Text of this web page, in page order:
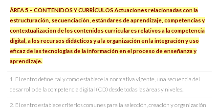
ÁREA 5 – CONTENIDOS Y CURRÍCULOS Actuaciones relacionadas con la
estructuración, secuenciación, estándares de aprendizaje, competencias y
contextualización de los contenidos curriculares relativos a la competencia
digital, a los recursos didácticos y a la organización en la integración y uso
eficaz de las tecnologías de la información en el proceso de enseñanza y
aprendizaje.
1. El centro define, tal y como establece la normativa vigente, una secuencia del
desarrollo de la competencia digital (CD) desde todas las áreas y niveles.
2. El centro establece criterios comunes para la selección, creación y organización